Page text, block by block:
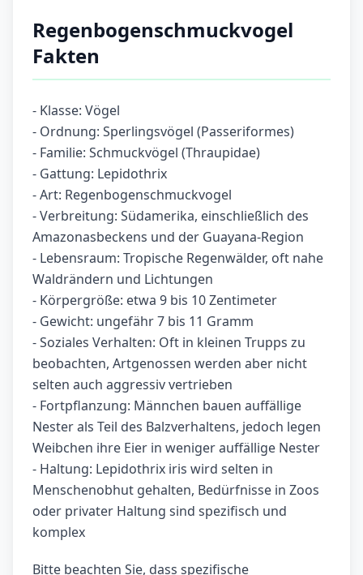
Regenbogenschmuckvogel
Fakten
- Klasse: Vögel
- Ordnung: Sperlingsvögel (Passeriformes)
- Familie: Schmuckvögel (Thraupidae)
- Gattung: Lepidothrix
- Art: Regenbogenschmuckvogel
- Verbreitung: Südamerika, einschließlich des
Amazonasbeckens und der Guayana-Region
- Lebensraum: Tropische Regenwälder, oft nahe
Waldrändern und Lichtungen
- Körpergröße: etwa 9 bis 10 Zentimeter
- Gewicht: ungefähr 7 bis 11 Gramm
- Soziales Verhalten: Oft in kleinen Trupps zu
beobachten, Artgenossen werden aber nicht
selten auch aggressiv vertrieben
- Fortpflanzung: Männchen bauen auffällige
Nester als Teil des Balzverhaltens, jedoch legen
Weibchen ihre Eier in weniger auffällige Nester
- Haltung: Lepidothrix iris wird selten in
Menschenobhut gehalten, Bedürfnisse in Zoos
oder privater Haltung sind spezifisch und
komplex
Bitte beachten Sie, dass spezifische